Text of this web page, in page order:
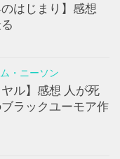
はじまり】感想
・ニーソン
ル】感想 人が死
ラックユーモア作